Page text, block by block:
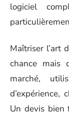
logiciel
Maîtriser l’art
chance mais
marché,
d’expérience,
Un devis bien